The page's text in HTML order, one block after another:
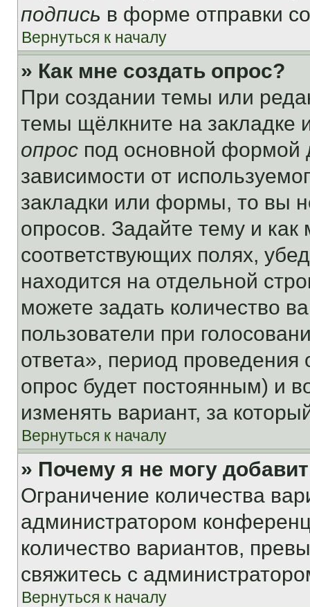
подпись в форме отправки
Вернуться к началу
» Как мне создать опрос?
При создании темы или
темы щёлкните на
опрос под основной формой
зависимости от
закладки или формы, то вы
опросов. Задайте тему и
соответствующих полях,
находится на отдельной
можете задать количество
пользователи при
ответа», период проведения
опрос будет постоянным) и
изменять вариант, за
Вернуться к началу
» Почему я не могу
Ограничение количества
администратором
количество вариантов,
свяжитесь с
Вернуться к началу